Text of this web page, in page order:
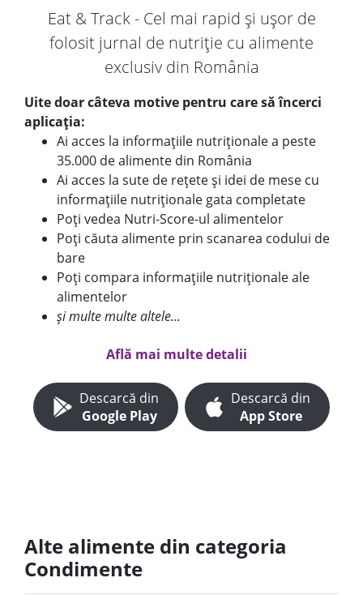
Eat & Track - Cel mai rapid și ușor de
folosit jurnal de nutriție cu alimente
exclusiv din România
Uite doar câteva motive pentru care să încerci
aplicația:
Ai acces la informațiile nutriționale a peste
35.000 de alimente din România
Ai acces la sute de rețete și idei de mese cu
informațiile nutriționale gata completate
Poți vedea Nutri-Score-ul alimentelor
Poți căuta alimente prin scanarea codului de
bare
Poți compara informațiile nutriționale ale
alimentelor
și multe multe altele...
Află mai multe detalii
Descarcă din
Google Play
Descarcă din
App Store
Alte alimente din categoria
Condimente